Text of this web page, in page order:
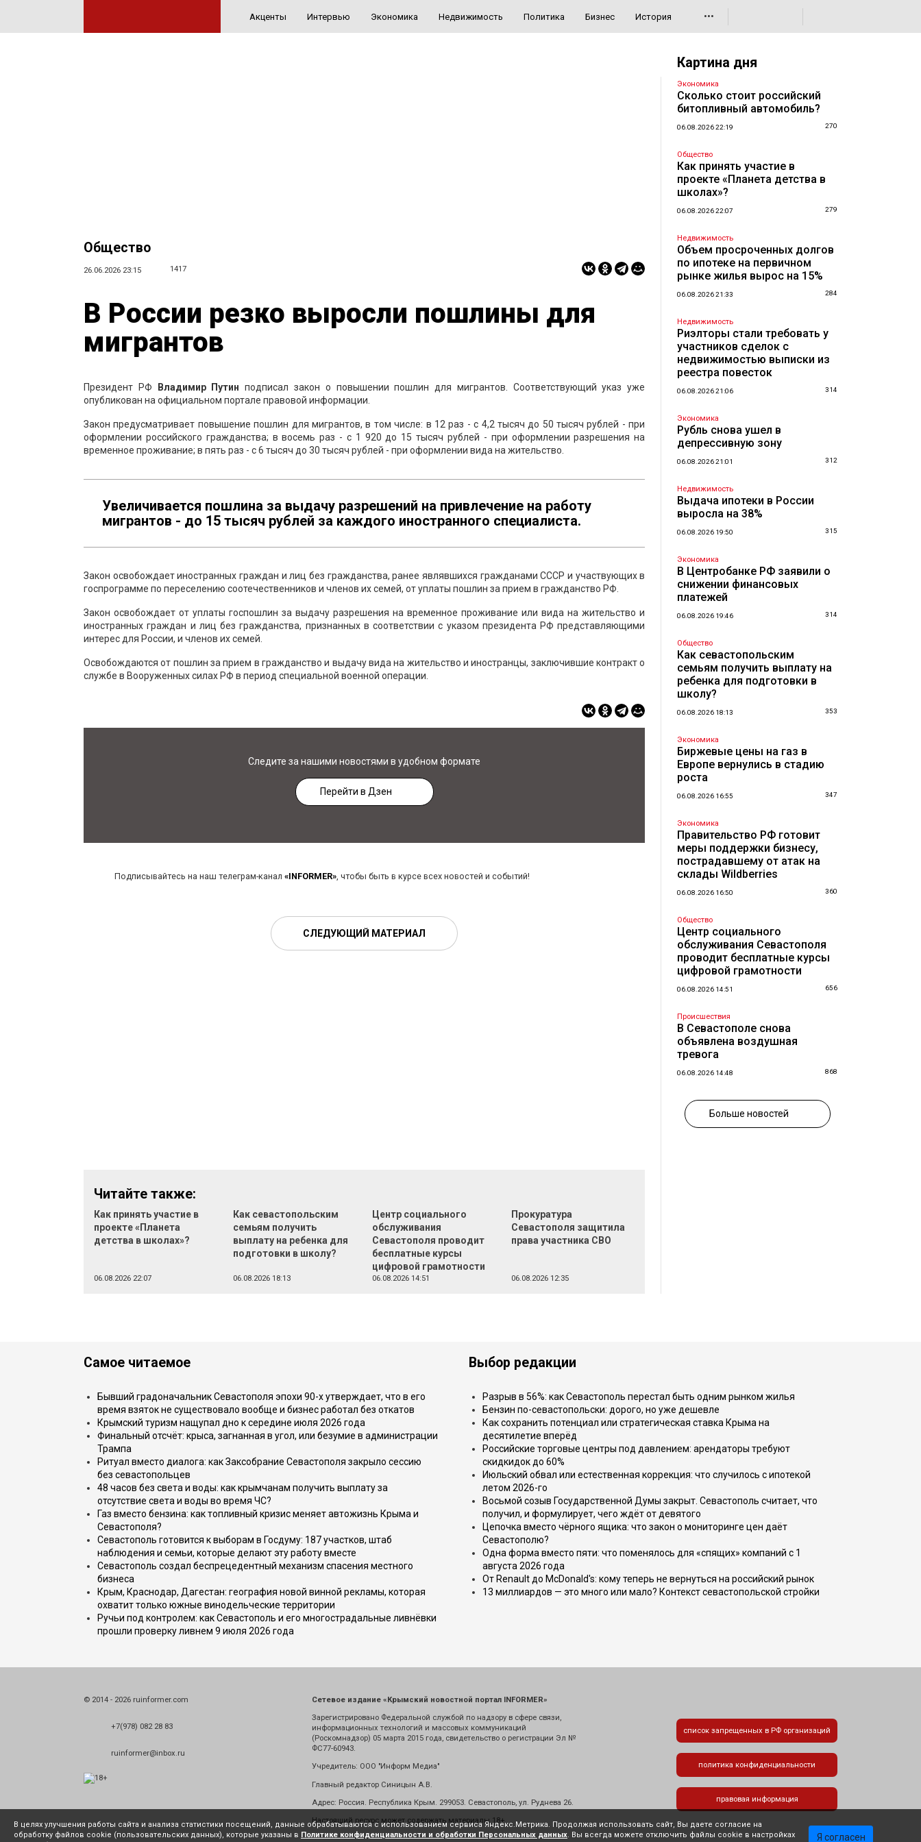
Акценты Интервью Экономика Недвижимость Политика Бизнес История •••
Общество
26.06.2026 23:15 1417
В России резко выросли пошлины для
мигрантов
Президент РФ Владимир Путин подписал закон о повышении пошлин для мигрантов. Соответствующий указ уже
опубликован на официальном портале правовой информации.
Закон предусматривает повышение пошлин для мигрантов, в том числе: в 12 раз - с 4,2 тысяч до 50 тысяч рублей - при
оформлении российского гражданства; в восемь раз - с 1 920 до 15 тысяч рублей - при оформлении разрешения на
временное проживание; в пять раз - с 6 тысяч до 30 тысяч рублей - при оформлении вида на жительство.
Увеличивается пошлина за выдачу разрешений на привлечение на работу
мигрантов - до 15 тысяч рублей за каждого иностранного специалиста.
Закон освобождает иностранных граждан и лиц без гражданства, ранее являвшихся гражданами СССР и участвующих в
госпрограмме по переселению соотечественников и членов их семей, от уплаты пошлин за прием в гражданство РФ.
Закон освобождает от уплаты госпошлин за выдачу разрешения на временное проживание или вида на жительство и
иностранных граждан и лиц без гражданства, признанных в соответствии с указом президента РФ представляющими
интерес для России, и членов их семей.
Освобождаются от пошлин за прием в гражданство и выдачу вида на жительство и иностранцы, заключившие контракт о
службе в Вооруженных силах РФ в период специальной военной операции.
Следите за нашими новостями в удобном формате
Перейти в Дзен
Подписывайтесь на наш телеграм-канал «INFORMER», чтобы быть в курсе всех новостей и событий!
СЛЕДУЮЩИЙ МАТЕРИАЛ
Читайте также:
Как принять участие в
проекте «Планета
детства в школах»?
06.08.2026 22:07
Как севастопольским
семьям получить
выплату на ребенка для
подготовки в школу?
06.08.2026 18:13
Центр социального
обслуживания
Севастополя проводит
бесплатные курсы
цифровой грамотности
06.08.2026 14:51
Прокуратура
Севастополя защитила
права участника СВО
06.08.2026 12:35
Картина дня
Экономика
Сколько стоит российский
битопливный автомобиль?
06.08.2026 22:19 270
Общество
Как принять участие в
проекте «Планета детства в
школах»?
06.08.2026 22:07 279
Недвижимость
Объем просроченных долгов
по ипотеке на первичном
рынке жилья вырос на 15%
06.08.2026 21:33 284
Недвижимость
Риэлторы стали требовать у
участников сделок с
недвижимостью выписки из
реестра повесток
06.08.2026 21:06 314
Экономика
Рубль снова ушел в
депрессивную зону
06.08.2026 21:01 312
Недвижимость
Выдача ипотеки в России
выросла на 38%
06.08.2026 19:50 315
Экономика
В Центробанке РФ заявили о
снижении финансовых
платежей
06.08.2026 19:46 314
Общество
Как севастопольским
семьям получить выплату на
ребенка для подготовки в
школу?
06.08.2026 18:13 353
Экономика
Биржевые цены на газ в
Европе вернулись в стадию
роста
06.08.2026 16:55 347
Экономика
Правительство РФ готовит
меры поддержки бизнесу,
пострадавшему от атак на
склады Wildberries
06.08.2026 16:50 360
Общество
Центр социального
обслуживания Севастополя
проводит бесплатные курсы
цифровой грамотности
06.08.2026 14:51 656
Происшествия
В Севастополе снова
объявлена воздушная
тревога
06.08.2026 14:48 868
Больше новостей
Самое читаемое
Бывший градоначальник Севастополя эпохи 90-х утверждает, что в его
время взяток не существовало вообще и бизнес работал без откатов
Крымский туризм нащупал дно к середине июля 2026 года
Финальный отсчёт: крыса, загнанная в угол, или безумие в администрации
Трампа
Ритуал вместо диалога: как Заксобрание Севастополя закрыло сессию
без севастопольцев
48 часов без света и воды: как крымчанам получить выплату за
отсутствие света и воды во время ЧС?
Газ вместо бензина: как топливный кризис меняет автожизнь Крыма и
Севастополя?
Севастополь готовится к выборам в Госдуму: 187 участков, штаб
наблюдения и семьи, которые делают эту работу вместе
Севастополь создал беспрецедентный механизм спасения местного
бизнеса
Крым, Краснодар, Дагестан: география новой винной рекламы, которая
охватит только южные винодельческие территории
Ручьи под контролем: как Севастополь и его многострадальные ливнёвки
прошли проверку ливнем 9 июля 2026 года
Выбор редакции
Разрыв в 56%: как Севастополь перестал быть одним рынком жилья
Бензин по-севастопольски: дорого, но уже дешевле
Как сохранить потенциал или стратегическая ставка Крыма на
десятилетие вперёд
Российские торговые центры под давлением: арендаторы требуют
скидкидок до 60%
Июльский обвал или естественная коррекция: что случилось с ипотекой
летом 2026-го
Восьмой созыв Государственной Думы закрыт. Севастополь считает, что
получил, и формулирует, чего ждёт от девятого
Цепочка вместо чёрного ящика: что закон о мониторинге цен даёт
Севастополю?
Одна форма вместо пяти: что поменялось для «спящих» компаний с 1
августа 2026 года
От Renault до McDonald's: кому теперь не вернуться на российский рынок
13 миллиардов — это много или мало? Контекст севастопольской стройки
© 2014 - 2026 ruinformer.com
+7(978) 082 28 83
ruinformer@inbox.ru
Сетевое издание «Крымский новостной портал INFORMER»
Зарегистрировано Федеральной службой по надзору в сфере связи,
информационных технологий и массовых коммуникаций
(Роскомнадзор) 05 марта 2015 года, свидетельство о регистрации Эл №
ФС77-60943.
Учредитель: ООО "Информ Медиа"
Главный редактор Синицын А.В.
Адрес: Россия. Республика Крым. 299053. Севастополь, ул. Руднева 26.
Настоящий ресурс может содержать материалы 18+
список запрещенных в РФ организаций
политика конфиденциальности
правовая информация
В целях улучшения работы сайта и анализа статистики посещений, данные обрабатываются с использованием сервиса Яндекс.Метрика. Продолжая использовать сайт, Вы даете согласие на
обработку файлов cookie (пользовательских данных), которые указаны в Политике конфиденциальности и обработки Персональных данных. Вы всегда можете отключить файлы cookie в настройках
Я согласен